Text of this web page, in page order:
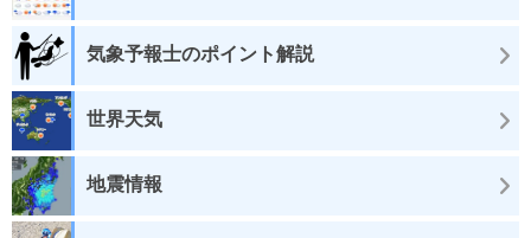
気象予報士のポイント解説
世界天気
地震情報